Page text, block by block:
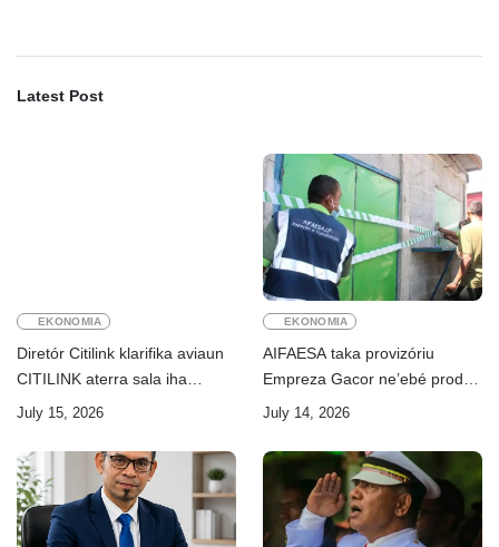
Latest Post
EKONOMIA
Diretór Citilink klarifika aviaun
CITILINK aterra sala iha
Aeroportu Komoro ne’e
July 15, 2026
EKONOMIA
AIFAESA taka provizóriu
Empreza Gacor ne’ebé prodús
“pentolan”
July 14, 2026